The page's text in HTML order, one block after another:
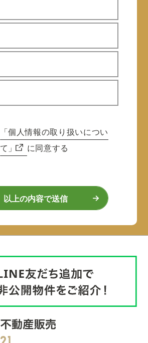
「個人情報の取り扱いについ
て」
に同意する
以上の内容で送信